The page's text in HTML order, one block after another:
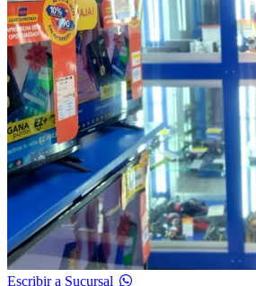
Escribir a Sucursal